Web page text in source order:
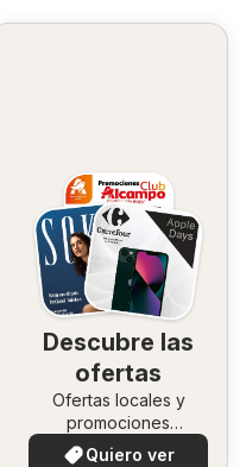
Descubre las
ofertas
Ofertas locales y
promociones
especiales.
Quiero ver